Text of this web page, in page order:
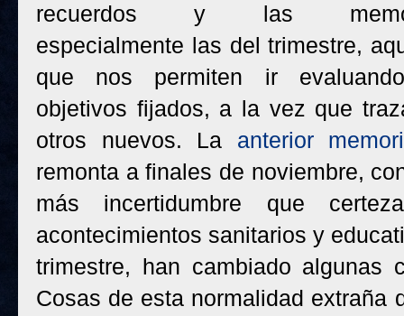
recuerdos y las
especialmente las del trimestre,
que nos permiten ir
objetivos fijados, a la vez que
otros nuevos. La anterior
remonta a finales de noviembre,
más incertidumbre que
acontecimientos sanitarios y
trimestre, han cambiado algunas
Cosas de esta normalidad extraña